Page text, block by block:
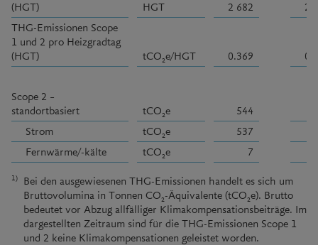
(HGT)
HGT 2 682
2
THG-Emissionen Scope
1 und 2 pro Heizgradtag
(HGT)
tCO2e/HGT 0.369
Scope 2 –
standortbasiert
tCO2e 544
Strom
tCO2e 537
Fernwärme/-kälte
tCO2e 7
1)
Bei den ausgewiesenen THG-Emissionen handelt es sich um
Bruttovolumina in Tonnen CO2-Äquivalente (tCO2e). Brutto
bedeutet vor Abzug allfälliger Klimakompensationsbeiträge. Im
dargestellten Zeitraum sind für die THG-Emissionen Scope 1
und 2 keine Klimakompensationen geleistet worden.